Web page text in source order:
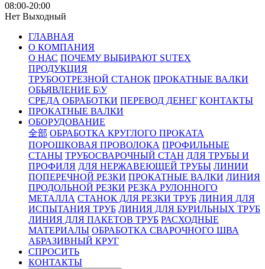
08:00-20:00
Нет Выходный
ГЛАВНАЯ
О КОМПАНИЯ
О НАС ПОЧЕМУ ВЫБИРАЮТ SUTEX
ПРОДУКЦИЯ
ТРУБООТРЕЗНОЙ СТАНОК ПРОКАТНЫЕ ВАЛКИ
ОБЬЯВЛЕНИЕ Б\У
СРЕДА ОБРАБОТКИ ПЕРЕВОД ДЕНЕГ КОНТАКТЫ
ПРОКАТНЫЕ ВАЛКИ
ОБОРУДОВАНИЕ
全部 ОБРАБОТКА КРУГЛОГО ПРОКАТА
ПОРОШКОВАЯ ПРОВОЛОКА ПРОФИЛЬНЫЕ
СТАНЫ ТРУБОСВАРОЧНЫЙ СТАН ДЛЯ ТРУБЫ И
ПРОФИЛЯ ДЛЯ НЕРЖАВЕЮЩЕЙ ТРУБЫ ЛИНИИ
ПОПЕРЕЧНОЙ РЕЗКИ ПРОКАТНЫЕ ВАЛКИ ЛИНИЯ
ПРОДОЛЬНОЙ РЕЗКИ РЕЗКА РУЛОННОГО
МЕТАЛЛА СТАНОК ДЛЯ РЕЗКИ ТРУБ ЛИНИЯ ДЛЯ
ИСПЫТАНИЯ ТРУБ ЛИНИЯ ДЛЯ БУРИЛЬНЫХ ТРУБ
ЛИНИЯ ДЛЯ ПАКЕТОВ ТРУБ РАСХОДНЫЕ
МАТЕРИАЛЫ OБРАБОТКА СВАРОЧНОГО ШВА
АБРАЗИВНЫЙ КРУГ
СПРОСИТЬ
КОНТАКТЫ